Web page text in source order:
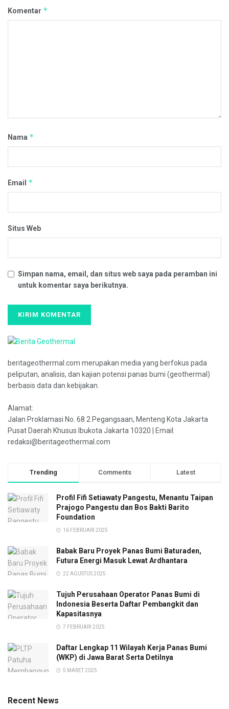
Komentar *
Nama *
Email *
Situs Web
Simpan nama, email, dan situs web saya pada peramban ini
untuk komentar saya berikutnya.
beritageothermal.com merupakan media yang berfokus pada
peliputan, analisis, dan kajian potensi panas bumi (geothermal)
berbasis data dan kebijakan.
Alamat:
Jalan Proklamasi No. 68 2 Pegangsaan, Menteng Kota Jakarta
Pusat Daerah Khusus Ibukota Jakarta 10320 | Email:
redaksi@beritageothermal.com
Trending Comments Latest
Profil Fifi Setiawaty Pangestu, Menantu Taipan
Prajogo Pangestu dan Bos Bakti Barito
Foundation
16 FEBRUARI 2025
Babak Baru Proyek Panas Bumi Baturaden,
Futura Energi Masuk Lewat Ardhantara
22 AGUSTUS 2025
Tujuh Perusahaan Operator Panas Bumi di
Indonesia Beserta Daftar Pembangkit dan
Kapasitasnya
7 FEBRUARI 2025
Daftar Lengkap 11 Wilayah Kerja Panas Bumi
(WKP) di Jawa Barat Serta Detilnya
5 MARET 2025
Recent News